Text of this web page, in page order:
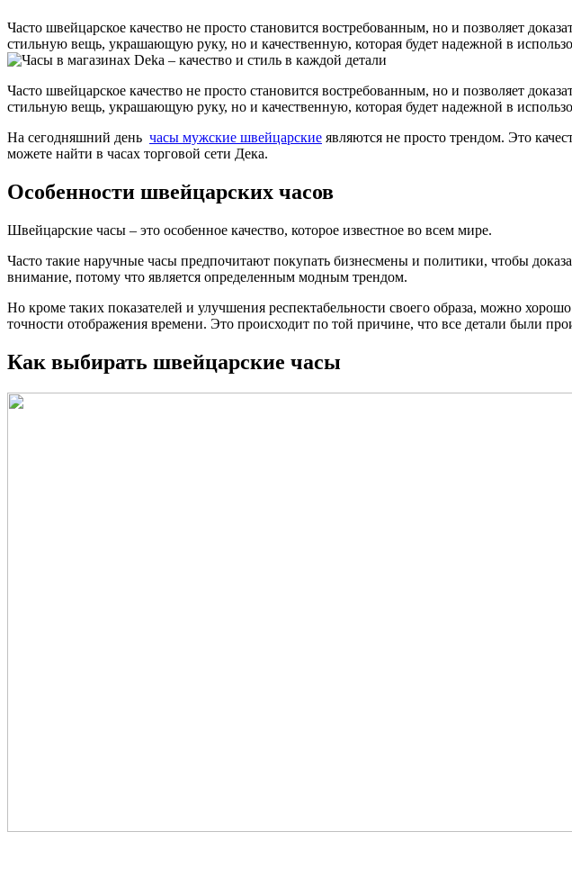
Часто швейцарское качество не просто становится востребованным, но и позволяет
стильную вещь, украшающую руку, но и качественную, которая будет надежной в
Часто швейцарское качество не просто становится востребованным, но и позволяет
стильную вещь, украшающую руку, но и качественную, которая будет надежной в
На сегодняшний день часы мужские швейцарские являются не просто трендом. Это
можете найти в часах торговой сети Дека.
Особенности швейцарских часов
Швейцарские часы – это особенное качество, которое известное во всем мире.
Часто такие наручные часы предпочитают покупать бизнесмены и политики, чтобы
внимание, потому что является определенным модным трендом.
Но кроме таких показателей и улучшения респектабельности своего образа, можно
точности отображения времени. Это происходит по той причине, что все детали были
Как выбирать швейцарские часы